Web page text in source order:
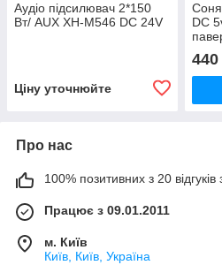
Аудіо підсилювач 2*150
Вт/ AUX XH-M546 DC 24V
Ціну уточнюйте
DC
440
Про нас
100% позитивних з 20 відгуків
Працює з 09.01.2011
м. Київ
Київ, Київ, Україна